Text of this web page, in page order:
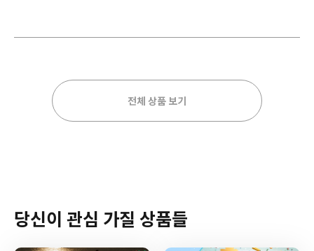
전체 상품 보기
당신이 관심 가질 상품들